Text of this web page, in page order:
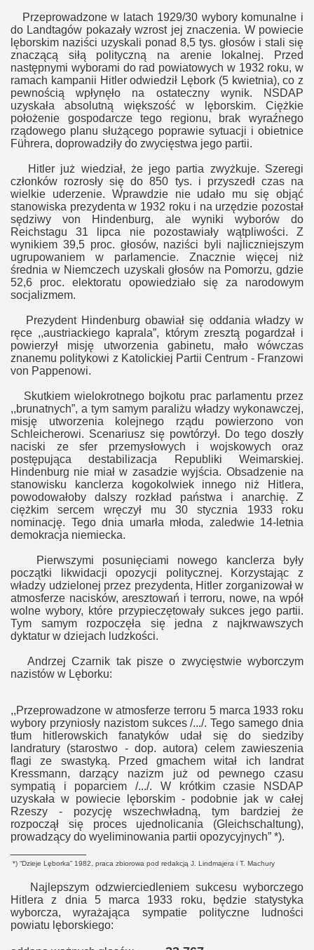
Przeprowadzone w latach 1929/30 wybory komunalne i
do Landtagów pokazały wzrost jej znaczenia. W powiecie
lęborskim naziści uzyskali ponad 8,5 tys. głosów i stali się
znaczącą siłą polityczną na arenie lokalnej. Przed
następnymi wyborami do rad powiatowych w 1932 roku, w
ramach kampanii Hitler odwiedził Lębork (5 kwietnia), co z
pewnością wpłynęło na ostateczny wynik. NSDAP
uzyskała absolutną większość w lęborskim. Ciężkie
położenie gospodarcze tego regionu, brak wyraźnego
rządowego planu służącego poprawie sytuacji i obietnice
Führera, doprowadziły do zwycięstwa jego partii.
Hitler już wiedział, że jego partia zwyżkuje. Szeregi
członków rozrosły się do 850 tys. i przyszedł czas na
wielkie uderzenie. Wprawdzie nie udało mu się objąć
stanowiska prezydenta w 1932 roku i na urzędzie pozostał
sędziwy von Hindenburg, ale wyniki wyborów do
Reichstagu 31 lipca nie pozostawiały wątpliwości. Z
wynikiem 39,5 proc. głosów, naziści byli najliczniejszym
ugrupowaniem w parlamencie. Znacznie więcej niż
średnia w Niemczech uzyskali głosów na Pomorzu, gdzie
52,6 proc. elektoratu opowiedziało się za narodowym
socjalizmem.
Prezydent Hindenburg obawiał się oddania władzy w
ręce ,,austriackiego kaprala”, którym zresztą pogardzał i
powierzył misję utworzenia gabinetu, mało wówczas
znanemu politykowi z Katolickiej Partii Centrum - Franzowi
von Pappenowi.
Skutkiem wielokrotnego bojkotu prac parlamentu przez
,,brunatnych”, a tym samym paraliżu władzy wykonawczej,
misję utworzenia kolejnego rządu powierzono von
Schleicherowi. Scenariusz się powtórzył. Do tego doszły
naciski ze sfer przemysłowych i wojskowych oraz
postępująca destabilizacja Republiki Weimarskiej.
Hindenburg nie miał w zasadzie wyjścia. Obsadzenie na
stanowisku kanclerza kogokolwiek innego niż Hitlera,
powodowałoby dalszy rozkład państwa i anarchię. Z
ciężkim sercem wręczył mu 30 stycznia 1933 roku
nominację. Tego dnia umarła młoda, zaledwie 14-letnia
demokracja niemiecka.
Pierwszymi posunięciami nowego kanclerza były
początki likwidacji opozycji politycznej. Korzystając z
władzy udzielonej przez prezydenta, Hitler zorganizował w
atmosferze nacisków, aresztowań i terroru, nowe, na wpół
wolne wybory, które przypieczętowały sukces jego partii.
Tym samym rozpoczęła się jedna z najkrwawszych
dyktatur w dziejach ludzkości.
Andrzej Czarnik tak pisze o zwycięstwie wyborczym
nazistów w Lęborku:
,,Przeprowadzone w atmosferze terroru 5 marca 1933 roku
wybory przyniosły nazistom sukces /.../. Tego samego dnia
tłum hitlerowskich fanatyków udał się do siedziby
landratury (starostwo - dop. autora) celem zawieszenia
flagi ze swastyką. Przed gmachem witał ich landrat
Kressmann, darzący nazizm już od pewnego czasu
sympatią i poparciem /.../. W krótkim czasie NSDAP
uzyskała w powiecie lęborskim - podobnie jak w całej
Rzeszy - pozycję wszechwładną, tym bardziej że
rozpoczął się proces ujednolicania (Gleichschaltung),
prowadzący do wyeliminowania partii opozycyjnych” *).
*) “Dzieje Lęborka” 1982, praca zbiorowa pod redakcją J. Lindmajera i T. Machury
Najlepszym odzwierciedleniem sukcesu wyborczego
Hitlera z dnia 5 marca 1933 roku, będzie statystyka
wyborcza, wyrażająca sympatie polityczne ludności
powiatu lęborskiego: